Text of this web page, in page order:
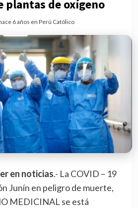
plantas de oxígeno
6 años en Perú Católico
en noticias.- La COVID – 19
Junín en peligro de muerte,
MEDICINAL se está